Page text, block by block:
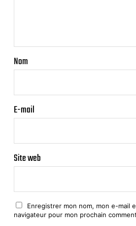
Nom
E-mail
Site web
Enregistrer mon nom, mon e-mail
navigateur pour mon prochain